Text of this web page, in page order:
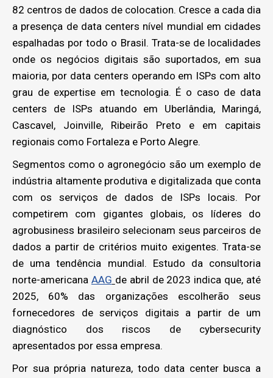
82 centros de dados de colocation. Cresce a cada dia
a presença de data centers nível mundial em cidades
espalhadas por todo o Brasil. Trata-se de localidades
onde os negócios digitais são suportados, em sua
maioria, por data centers operando em ISPs com alto
grau de expertise em tecnologia. É o caso de data
centers de ISPs atuando em Uberlândia, Maringá,
Cascavel, Joinville, Ribeirão Preto e em capitais
regionais como Fortaleza e Porto Alegre.
Segmentos como o agronegócio são um exemplo de
indústria altamente produtiva e digitalizada que conta
com os serviços de dados de ISPs locais. Por
competirem com gigantes globais, os líderes do
agrobusiness brasileiro selecionam seus parceiros de
dados a partir de critérios muito exigentes. Trata-se
de uma tendência mundial. Estudo da consultoria
norte-americana AAG de abril de 2023 indica que, até
2025, 60% das organizações escolherão seus
fornecedores de serviços digitais a partir de um
diagnóstico dos riscos de cybersecurity
apresentados por essa empresa.
Por sua própria natureza, todo data center busca a